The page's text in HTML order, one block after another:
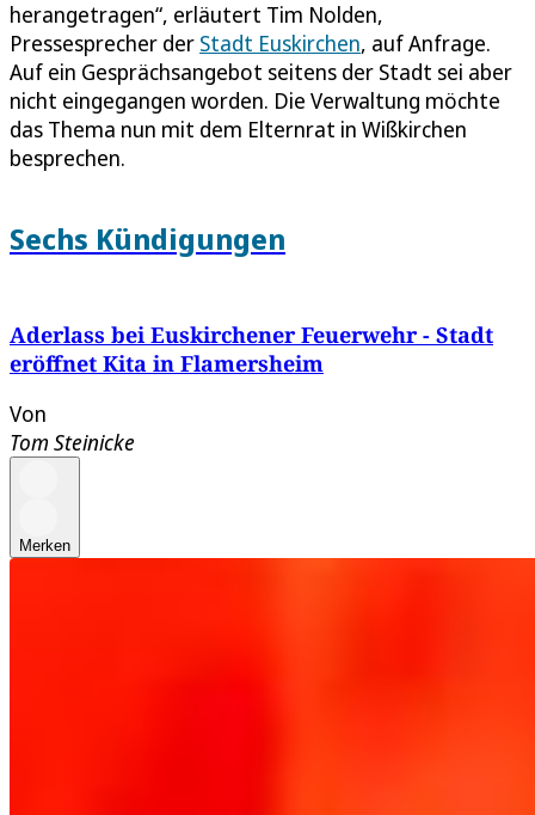
herangetragen“, erläutert Tim Nolden,
Pressesprecher der Stadt Euskirchen, auf Anfrage.
Auf ein Gesprächsangebot seitens der Stadt sei aber
nicht eingegangen worden. Die Verwaltung möchte
das Thema nun mit dem Elternrat in Wißkirchen
besprechen.
Sechs Kündigungen
Aderlass bei Euskirchener Feuerwehr - Stadt
eröffnet Kita in Flamersheim
Von
Tom Steinicke
Merken